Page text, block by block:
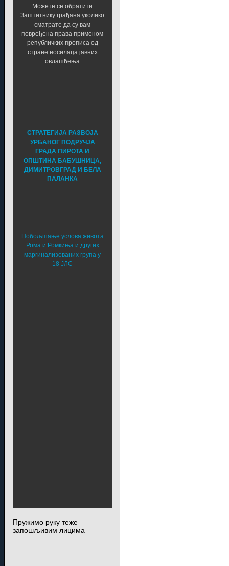
Можете се обратити
Заштитнику грађана уколико
сматрате да су вам
повређена права применом
републичких прописа од
стране носилаца јавних
овлашћења
СТРАТЕГИЈА РАЗВОЈА
УРБАНОГ ПОДРУЧЈА
ГРАДА ПИРОТА И
ОПШТИНА БАБУШНИЦА,
ДИМИТРОВГРАД И БЕЛА
ПАЛАНКА
Побољшање услова живота
Рома и Ромкиња и других
маргинализованих група у
18 ЈЛС
Пружимо руку теже
запошљивим лицима